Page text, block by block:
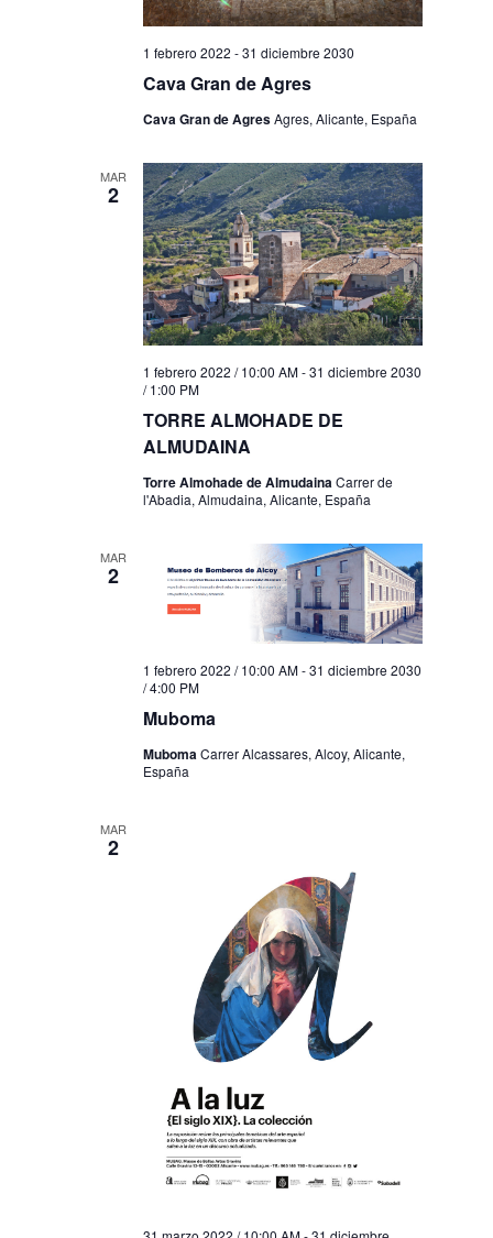
Cava Gran de Agres
1 febrero 2022 -31 diciembre 2030
Cava Gran de AgresAgres, Alicante, España
MAR
2
TORRE ALMOHADE DE
ALMUDAINA
1 febrero 2022 / 10:00 AM-31 diciembre 2030
/ 1:00 PM
Torre Almohade de AlmudainaCarrer de
l'Abadia, Almudaina, Alicante, España
MAR
2
Muboma
1 febrero 2022 / 10:00 AM-31 diciembre 2030
/ 4:00 PM
MubomaCarrer Alcassares, Alcoy, Alicante,
España
MAR
2